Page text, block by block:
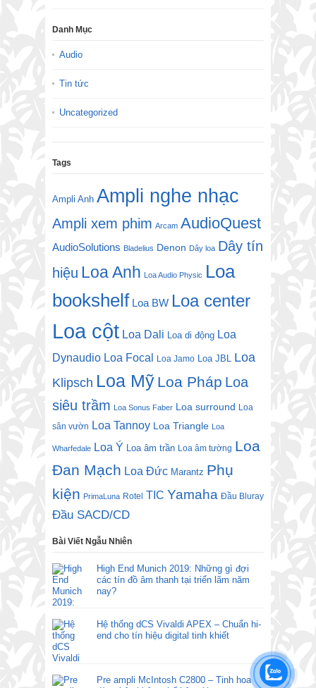
Danh Mục
Audio
Tin tức
Uncategorized
Tags
Ampli Anh Ampli nghe nhạc
Ampli xem phim Arcam AudioQuest
AudioSolutions Bladelius Denon Dây loa Dây tín
hiệu Loa Anh Loa Audio Physic Loa
bookshelf Loa BW Loa center
Loa cột Loa Dali Loa di động Loa
Dynaudio Loa Focal Loa Jamo Loa JBL Loa
Klipsch Loa Mỹ Loa Pháp Loa
siêu trầm Loa Sonus Faber Loa surround Loa
sân vườn Loa Tannoy Loa Triangle Loa
Wharfedale Loa Ý Loa âm trần Loa âm tường Loa
Đan Mạch Loa Đức Marantz Phụ
kiện PrimaLuna Rotel TIC Yamaha Đầu Bluray
Đầu SACD/CD
Bài Viết Ngẫu Nhiên
High End Munich 2019: Những gì đợi
các tín đồ âm thanh tại triển lãm năm
nay?
Hệ thống dCS Vivaldi APEX – Chuẩn hi-
end cho tín hiệu digital tinh khiết
Pre ampli McIntosh C2800 – Tinh hoa